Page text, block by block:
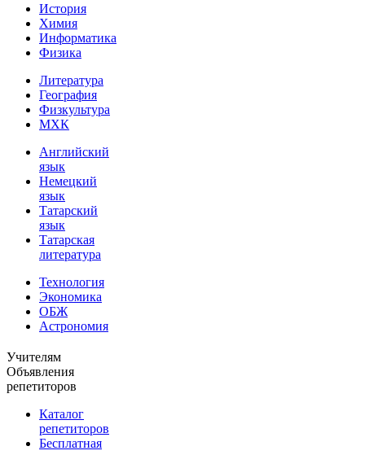
История
Химия
Информатика
Физика
Литература
География
Физкультура
МХК
Английский
язык
Немецкий
язык
Татарский
язык
Татарская
литература
Технология
Экономика
ОБЖ
Астрономия
Учителям
Объявления
репетиторов
Каталог
репетиторов
Бесплатная